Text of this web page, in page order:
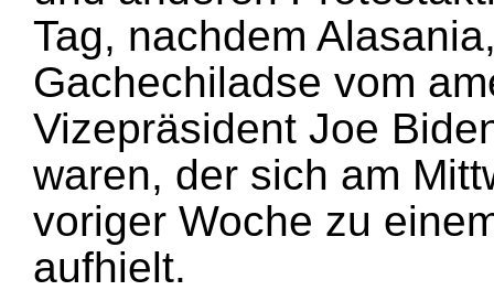
Tag, nachdem
Gachechiladse vom
Vizepräsident Joe
waren, der sich am
voriger Woche zu
aufhielt.